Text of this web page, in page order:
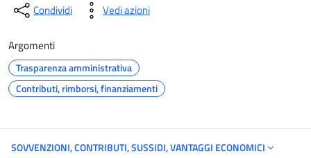
Condividi Vedi azioni
Argomenti
Trasparenza amministrativa
Contributi, rimborsi, finanziamenti
SOVVENZIONI, CONTRIBUTI, SUSSIDI, VANTAGGI ECONOMICI